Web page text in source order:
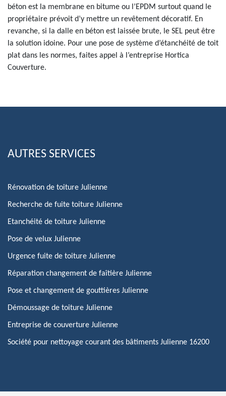
béton est la membrane en bitume ou l’EPDM surtout quand le
propriétaire prévoit d’y mettre un revêtement décoratif. En
revanche, si la dalle en béton est laissée brute, le SEL peut être
la solution idoine. Pour une pose de système d’étanchéité de toit
plat dans les normes, faites appel à l’entreprise Hortica
Couverture.
AUTRES SERVICES
Rénovation de toiture Julienne
Recherche de fuite toiture Julienne
Etanchéité de toiture Julienne
Pose de velux Julienne
Urgence fuite de toiture Julienne
Réparation changement de faîtière Julienne
Pose et changement de gouttières Julienne
Démoussage de toiture Julienne
Entreprise de couverture Julienne
Société pour nettoyage courant des bâtiments Julienne 16200